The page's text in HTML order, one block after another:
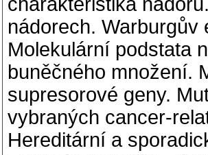
nádorech.
Molekulární podstata
buněčného množení.
supresorové geny.
vybraných cancer-
Hereditární a